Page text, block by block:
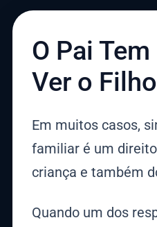
O Pai
Ver o
Em muitos casos,
familiar é um
criança e também
Quando um dos